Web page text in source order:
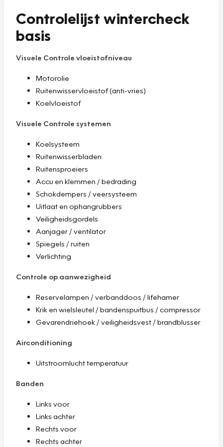
Controlelijst wintercheck
basis
Visuele Controle vloeistofniveau
Motorolie
Ruitenwisservloeistof (anti-vries)
Koelvloeistof
Visuele Controle systemen
Koelsysteem
Ruitenwisserbladen
Ruitensproeiers
Accu en klemmen / bedrading
Schokdempers / veersysteem
Uitlaat en ophangrubbers
Veiligheidsgordels
Aanjager / ventilator
Spiegels / ruiten
Verlichting
Controle op aanwezigheid
Reservelampen / verbanddoos / lifehamer
Krik en wielsleutel / bandenspuitbus / compressor
Gevarendriehoek / veiligheidsvest / brandblusser
Airconditioning
Uitstroomlucht temperatuur
Banden
Links voor
Links achter
Rechts voor
Rechts achter